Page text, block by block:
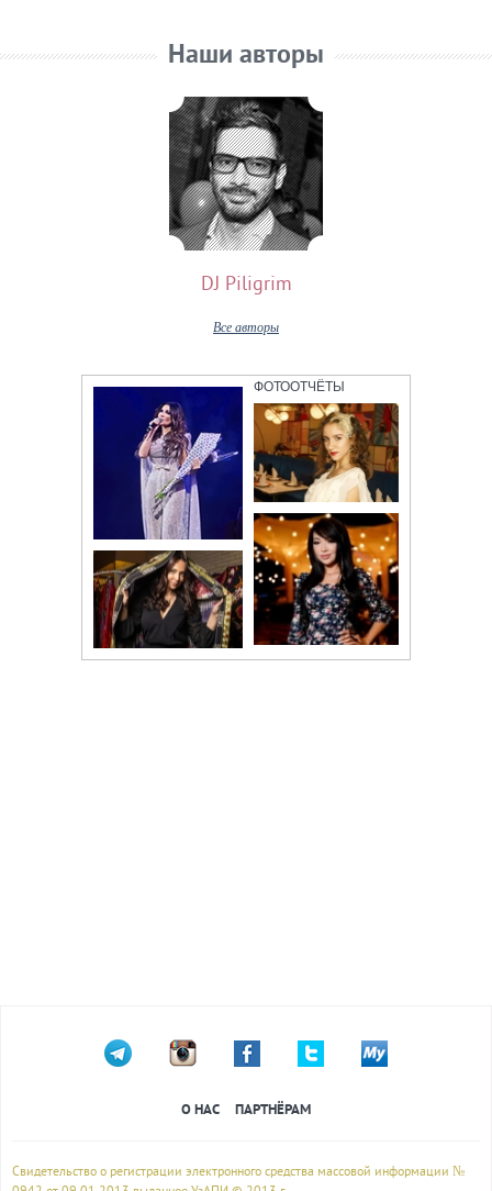
Наши авторы
DJ Piligrim
Все авторы
ФОТООТЧЁТЫ
О НАС ПАРТНЁРАМ
Свидетельство о регистрации электронного средства массовой информации №